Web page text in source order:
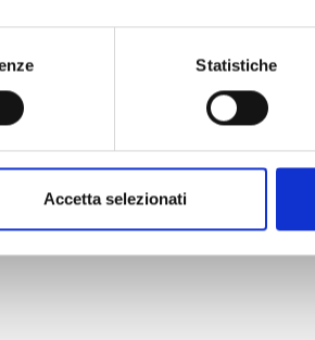
Statistiche
Accetta selezionati
CASALE/BAITA -
in Comune di Craveggia, fuori dal centro
a pochi passi dalla strada, proponiamo